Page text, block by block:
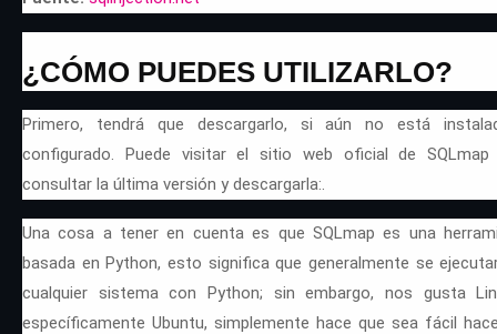
¿CÓMO PUEDES UTILIZARLO?
Primero, tendrá que descargarlo, si aún no está
configurado. Puede visitar el sitio web oficial de SQLmap
consultar la última versión y descargarla:.
Una cosa a tener en cuenta es que SQLmap es una
basada en Python, esto significa que generalmente se
cualquier sistema con Python; sin embargo, nos gusta
específicamente Ubuntu, simplemente hace que sea fácil